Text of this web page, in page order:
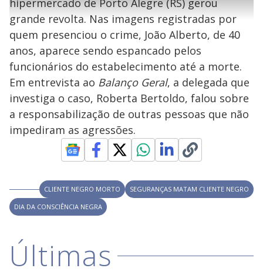
a
y
V
i
d
e
o
g
n
d
s
e
u
n
M
u
o
hipermercado de Porto Alegre (RS) gerou
grande revolta. Nas imagens registradas por
quem presenciou o crime, João Alberto, de 40
anos, aparece sendo espancado pelos
funcionários do estabelecimento até a morte.
Em entrevista ao Balanço Geral, a delegada que
investiga o caso, Roberta Bertoldo, falou sobre
a responsabilização de outras pessoas que não
impediram as agressões.
CLIENTE NEGRO MORTO
SEGURANÇAS MATAM CLIENTE NEGRO
DIA DA CONSCIÊNCIA NEGRA
Últimas